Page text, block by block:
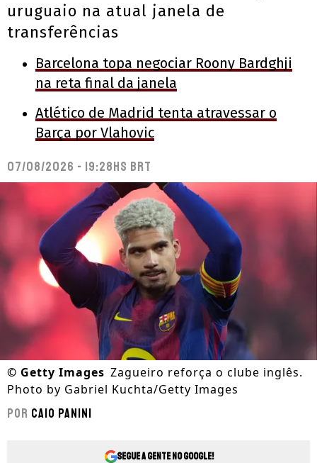
uruguaio na atual janela de
transferências
Barcelona topa negociar Roony Bardghji
na reta final da janela
Atlético de Madrid tenta atravessar o
Barça por Vlahovic
07/08/2026 - 19:28hs BRT
© Getty Images Zagueiro reforça o clube inglês.
Photo by Gabriel Kuchta/Getty Images
Por Caio Panini
Segue a gente no Google!